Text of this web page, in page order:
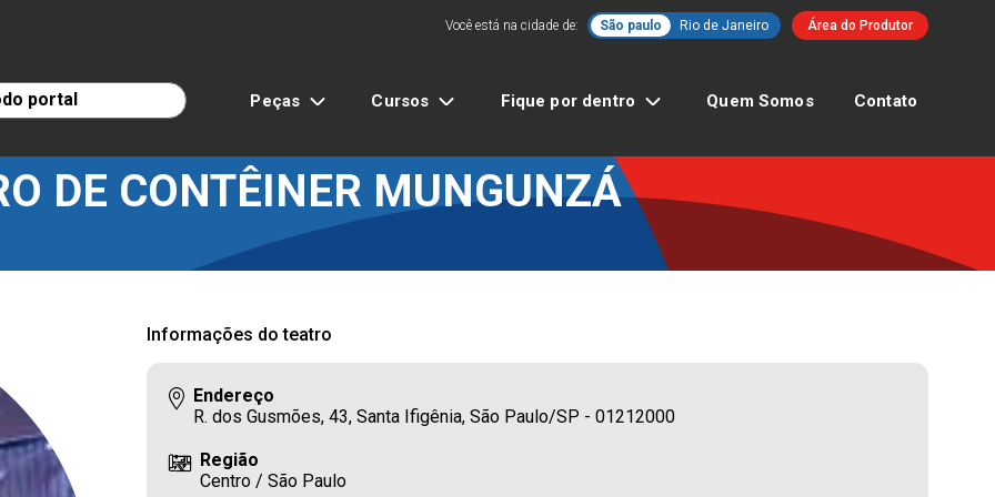
Você está na cidade de: São paulo Rio de Janeiro Área do Produtor
Peças Cursos Fique por dentro Quem Somos Contato
DE CONTÊINER MUNGUNZÁ
Informações do teatro
Endereço
R. dos Gusmões, 43, Santa Ifigênia, São Paulo/SP - 01212000
Região
Centro / São Paulo